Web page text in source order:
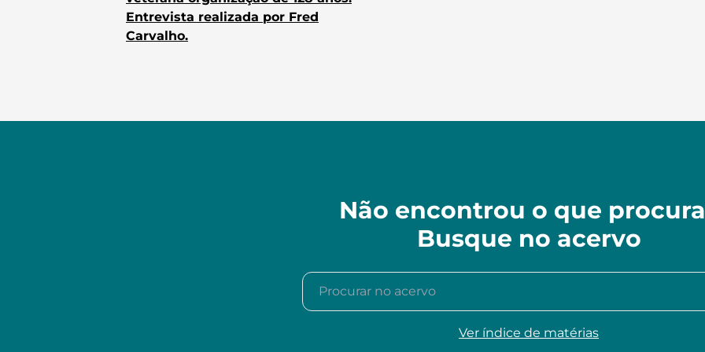
Entrevista realizada por Fred
Carvalho.
Não encontrou o que
Busque no acervo
Procurar no acervo
Ver índice de matérias